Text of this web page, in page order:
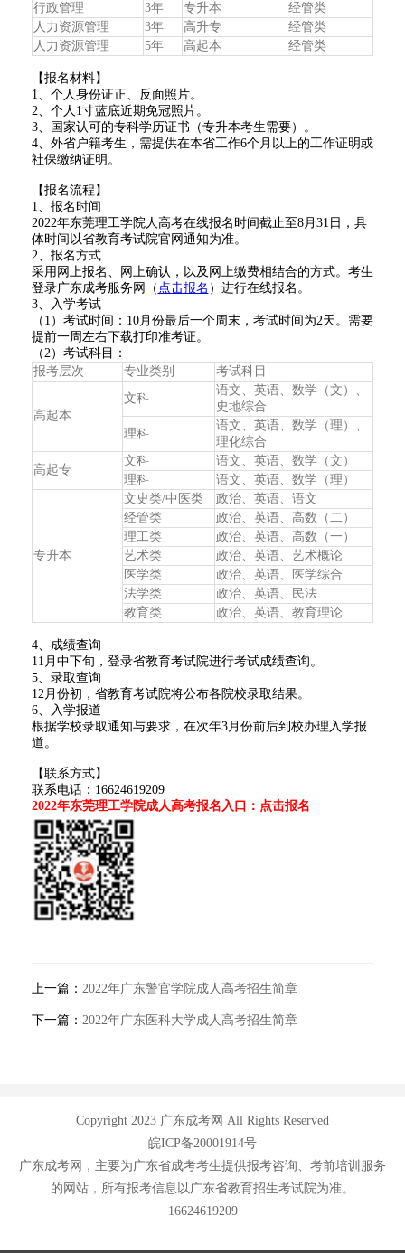
行政管理
3年 专升本
经管类
人力资源管理
3年 高升专
经管类
人力资源管理
5年 高起本 经管类
【报名材料】
1、个人身份证正、反面照片。
2、个人1寸蓝底近期免冠照片。
3、国家认可的专科学历证书（专升本考生需要）。
4、外省户籍考生，需提供在本省工作6个月以上的工作证明或
社保缴纳证明。
【报名流程】
1、报名时间
2022年东莞理工学院人高考在线报名时间截止至8月31日，具
体时间以省教育考试院官网通知为准。
2、报名方式
采用网上报名、网上确认，以及网上缴费相结合的方式。考生
登录广东成考服务网（ 点击报名 ）进行在线报名。
3、入学考试
（1）考试时间：10月份最后一个周末，考试时间为2天。需要
提前一周左右下载打印准考证。
（2）考试科目：
报考层次
专业类别 考试科目
高起本
文科
语文、英语、数学（文）、
史地综合
理科
语文、英语、数学（理）、
理化综合
高起专
文科
语文、英语、数学（文）
理科
语文、英语、数学（理）
专升本
文史类/中医类
政治、英语、语文
经管类
政治、英语、高数（二）
理工类
政治、英语、高数（一）
艺术类
政治、英语、艺术概论
医学类
政治、英语、医学综合
法学类
政治、英语、民法
教育类
政治、英语、教育理论
4、成绩查询
11月中下旬，登录省教育考试院进行考试成绩查询。
5、录取查询
12月份初，省教育考试院将公布各院校录取结果。
6、入学报道
根据学校录取通知与要求，在次年3月份前后到校办理入学报
道。
【联系方式】
联系电话：16624619209
2022年东莞理工学院成人高考报名入口：点击报名
上一篇： 2022年广东警官学院成人高考招生简章
下一篇： 2022年广东医科大学成人高考招生简章
Copyright 2023 广东成考网 All Rights Reserved
皖ICP备20001914号
广东成考网，主要为广东省成考考生提供报考咨询、考前培训服务
的网站，所有报考信息以广东省教育招生考试院为准。
16624619209